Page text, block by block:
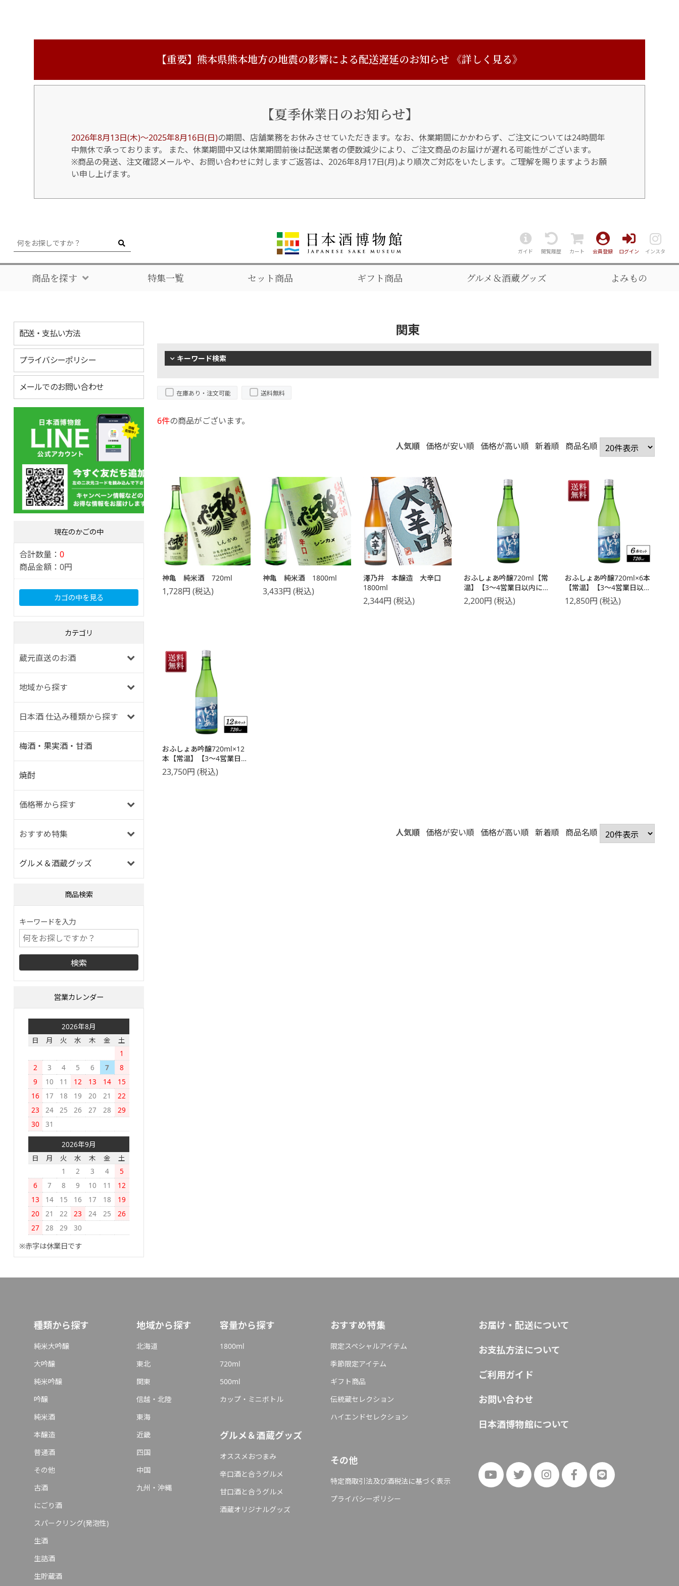
【重要】熊本県熊本地方の地震の影響による配送遅延のお知らせ 《詳しく見る》
【夏季休業日のお知らせ】
2026年8月13日(木)～2025年8月16日(日)の期間、店舗業務をお休みさせていただきます。なお、休業期間にかかわらず、ご注文については24時間年
中無休で承っております。 また、休業期間中又は休業期間前後は配送業者の便数減少により、ご注文商品のお届けが遅れる可能性がございます。
※商品の発送、注文確認メールや、お問い合わせに対しますご返答は、2026年8月17日(月)より順次ご対応をいたします。ご理解を賜りますようお願
い申し上げます。
ガイド 閲覧履歴 カート 会員登録 ログイン インスタ
商品を探す 特集一覧 セット商品 ギフト商品 グルメ＆酒蔵グッズ よみもの
配送・支払い方法
プライバシーポリシー
メールでのお問い合わせ
現在のかごの中
合計数量： 0
商品金額： 0円
カゴの中を見る
カテゴリ
蔵元直送のお酒
地域から探す
日本酒 仕込み種類から探す
梅酒・果実酒・甘酒
焼酎
価格帯から探す
おすすめ特集
グルメ＆酒蔵グッズ
商品検索
キーワードを入力
営業カレンダー
2026年8月
日
月 火 水 木 金
土
1
2
3 4 5 6 7
8
9
10 11 12 13 14
15
16
17 18 19 20 21
22
23
24 25 26 27 28
29
30
31
2026年9月
日
月 火 水 木 金
土
1
2 3 4
5
6
7 8 9 10 11
12
13
14 15 16 17 18
19
20
21 22 23 24 25
26
27
28 29
30
※赤字は休業日です
関東
キーワード検索
在庫あり・注文可能 送料無料
6件の商品がございます。
人気順 価格が安い順 価格が高い順 新着順 商品名順
神亀 純米酒 720ml
1,728円 (税込)
神亀 純米酒 1800ml
3,433円 (税込)
澤乃井 本醸造 大辛口
1800ml
2,344円(税込)
おふしょあ吟醸720ml【常
温】【3～4営業日以内に出
荷】
2,200円(税込)
おふしょあ吟醸720ml×6本
【常温】【3～4営業日以内
に出荷】【送料無料】
12,850円 (税込)
おふしょあ吟醸720ml×12
本【常温】【3～4営業日以
内に出荷】【送料無料】
23,750円 (税込)
人気順 価格が安い順 価格が高い順 新着順 商品名順
種類から探す
純米大吟醸
大吟醸
純米吟醸
吟醸
純米酒
本醸造
普通酒
その他
古酒
にごり酒
スパークリング(発泡性)
生酒
生詰酒
生貯蔵酒
地域から探す
北海道
東北
関東
信越・北陸
東海
近畿
四国
中国
九州・沖縄
容量から探す
1800ml
720ml
500ml
カップ・ミニボトル
グルメ＆酒蔵グッズ
オススメおつまみ
辛口酒と合うグルメ
甘口酒と合うグルメ
酒蔵オリジナルグッズ
おすすめ特集
限定スペシャルアイテム
季節限定アイテム
ギフト商品
伝統蔵セレクション
ハイエンドセレクション
その他
特定商取引法及び酒税法に基づく表示
プライバシーポリシー
お届け・配送について
お支払方法について
ご利用ガイド
お問い合わせ
日本酒博物館について